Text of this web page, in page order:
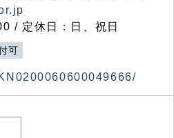
/ 定休日：日、祝日
可